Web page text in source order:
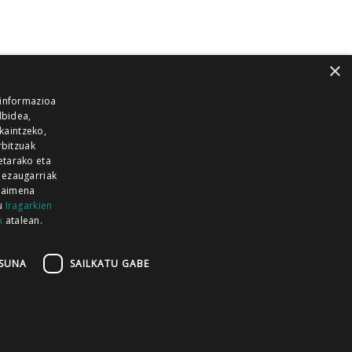
GUKA
GUKA ZUMAIA GUKA
×
eta
Iragarkien
atalean.
SAILKATU GABE